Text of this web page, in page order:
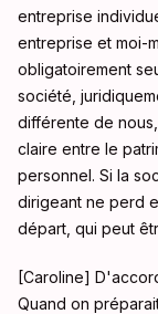
entreprise
entreprise et moi-
obligatoirement
société,
différente de
claire entre le
personnel. Si la
dirigeant ne perd
départ, qui peut
[Caroline]
Quand on